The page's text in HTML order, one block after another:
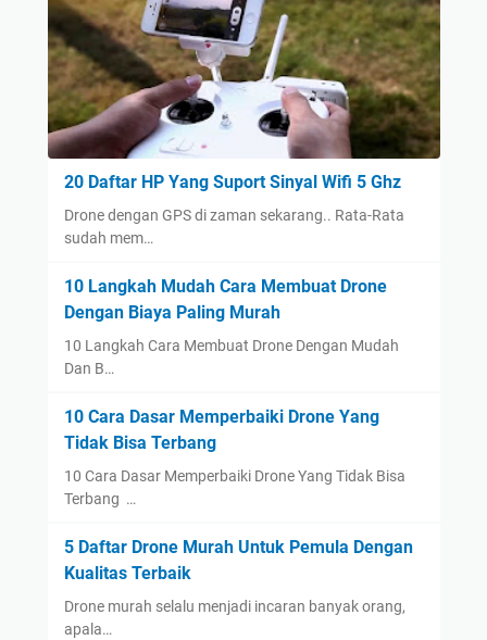
20 Daftar HP Yang Suport Sinyal Wifi 5 Ghz
Drone dengan GPS di zaman sekarang.. Rata-Rata
sudah mem…
10 Langkah Mudah Cara Membuat Drone
Dengan Biaya Paling Murah
10 Langkah Cara Membuat Drone Dengan Mudah
Dan B…
10 Cara Dasar Memperbaiki Drone Yang
Tidak Bisa Terbang
10 Cara Dasar Memperbaiki Drone Yang Tidak Bisa
Terbang …
5 Daftar Drone Murah Untuk Pemula Dengan
Kualitas Terbaik
Drone murah selalu menjadi incaran banyak orang,
apala…